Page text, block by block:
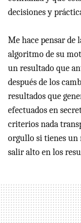
decisiones y
Me hace pensar de
algoritmo de su
un resultado que
después de los
resultados que
efectuados en
criterios nada
orgullo si tienes un
salir alto en los